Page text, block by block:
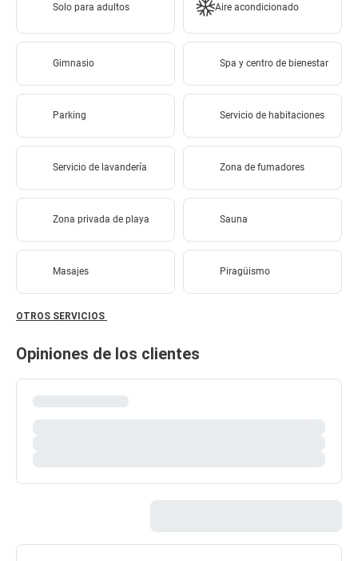
Solo para adultos Aire acondicionado
Gimnasio Spa y centro de bienestar
Parking Servicio de habitaciones
Servicio de lavandería Zona de fumadores
Zona privada de playa Sauna
Masajes Piragüismo
OTROS SERVICIOS
Opiniones de los clientes